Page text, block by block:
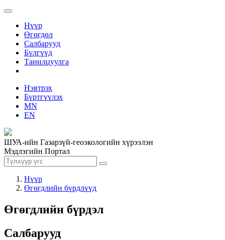
Нүүр
Өгөгдөл
Салбарууд
Бүлгүүд
Танилцуулга
Нэвтрэх
Бүртгүүлэх
MN
EN
ШУА-ийн Газарзүй-геоэкологийн хүрээлэн
Мэдлэгийн Портал
Нүүр
Өгөгдлийн бүрдлүүд
Өгөгдлийн бүрдэл
Салбарууд